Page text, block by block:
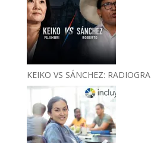
KEIKO VS SÁNCHEZ: